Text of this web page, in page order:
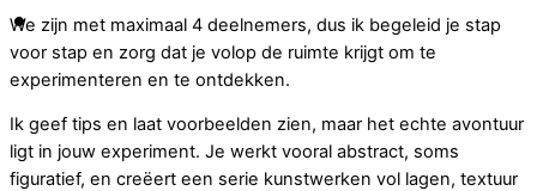
We zijn met maximaal 4 deelnemers, dus ik begeleid je stap
voor stap en zorg dat je volop de ruimte krijgt om te
experimenteren en te ontdekken.
Ik geef tips en laat voorbeelden zien, maar het echte avontuur
ligt in jouw experiment. Je werkt vooral abstract, soms
figuratief, en creëert een serie kunstwerken vol lagen, textuur